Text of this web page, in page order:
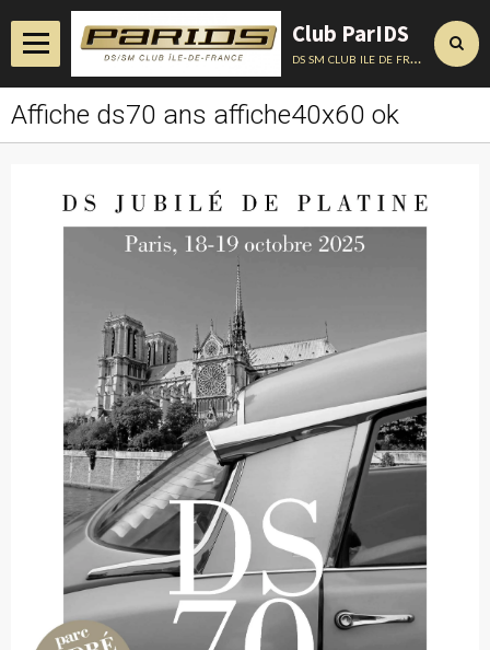
Club ParIDS
ds sm club ile de france
Accueil
Conseils Techniques
Affiche ds70 ans affiche40x60 ok